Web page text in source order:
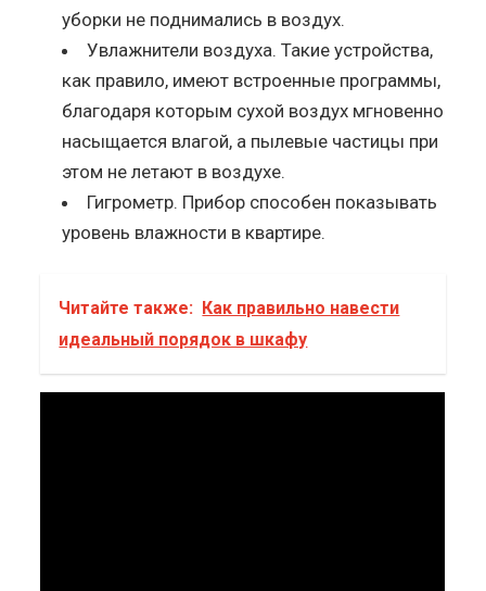
уборки не поднимались в воздух.
Увлажнители воздуха. Такие устройства,
как правило, имеют встроенные программы,
благодаря которым сухой воздух мгновенно
насыщается влагой, а пылевые частицы при
этом не летают в воздухе.
Гигрометр. Прибор способен показывать
уровень влажности в квартире.
Читайте также: Как правильно навести
идеальный порядок в шкафу